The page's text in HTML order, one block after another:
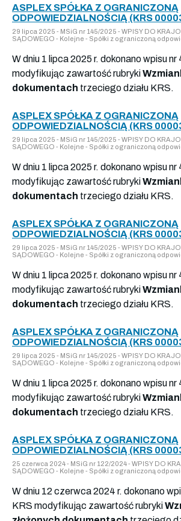
ASPLEX SPÓŁKA Z OGRANICZONĄ
ODPOWIEDZIALNOŚCIĄ (KRS
29 lipca 2025 - MSiG nr 145/2025 - WPISY DO
SĄDOWEGO - Kolejne - Spółki z ograniczoną
W dniu 1 lipca 2025 r. dokonano wpisu
modyfikując zawartość rubryki
dokumentach trzeciego działu KRS.
ASPLEX SPÓŁKA Z OGRANICZONĄ
ODPOWIEDZIALNOŚCIĄ (KRS
29 lipca 2025 - MSiG nr 145/2025 - WPISY DO
SĄDOWEGO - Kolejne - Spółki z ograniczoną
W dniu 1 lipca 2025 r. dokonano wpisu
modyfikując zawartość rubryki
dokumentach trzeciego działu KRS.
ASPLEX SPÓŁKA Z OGRANICZONĄ
ODPOWIEDZIALNOŚCIĄ (KRS
29 lipca 2025 - MSiG nr 145/2025 - WPISY DO
SĄDOWEGO - Kolejne - Spółki z ograniczoną
W dniu 1 lipca 2025 r. dokonano wpisu
modyfikując zawartość rubryki
dokumentach trzeciego działu KRS.
ASPLEX SPÓŁKA Z OGRANICZONĄ
ODPOWIEDZIALNOŚCIĄ (KRS
29 lipca 2025 - MSiG nr 145/2025 - WPISY DO
SĄDOWEGO - Kolejne - Spółki z ograniczoną
W dniu 1 lipca 2025 r. dokonano wpisu
modyfikując zawartość rubryki
dokumentach trzeciego działu KRS.
ASPLEX SPÓŁKA Z OGRANICZONĄ
ODPOWIEDZIALNOŚCIĄ (KRS
25 czerwca 2024 - MSiG nr 122/2024 - WPISY DO
SĄDOWEGO - Kolejne - Spółki z ograniczoną
W dniu 12 czerwca 2024 r. dokonano
KRS modyfikując zawartość rubryki